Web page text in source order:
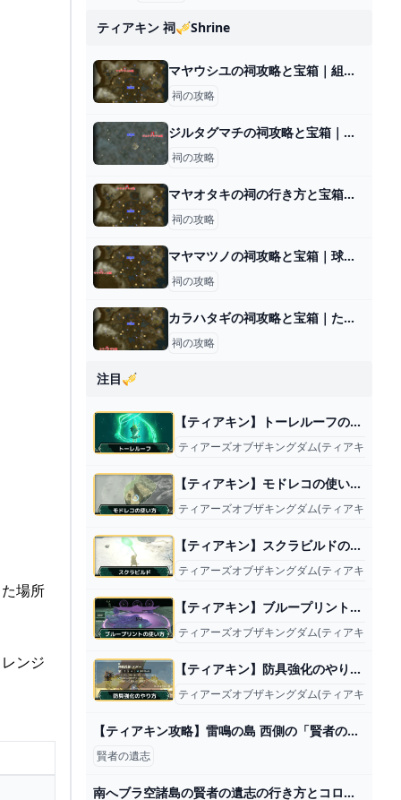
場所
ンジ
ティアキン 祠🎺shrine
マヤウシユの祠攻略と宝箱｜組み合わせ
祠の攻略
ジルタグマチの祠攻略と宝箱｜空を飛ぶもの
祠の攻略
マヤオタキの祠の行き方と宝箱｜ラウルの祝福
祠の攻略
マヤマツノの祠攻略と宝箱｜球の通り道
祠の攻略
カラハタギの祠攻略と宝箱｜ただよう炎
祠の攻略
注目🎺
【ティアキン】トーレルーフのやり方と出来ること【ゼルダの伝説ティアーズオブザキングダム】
ティアーズオブザキングダム(ティアキン)攻略
【ティアキン】モドレコの使い方と入手方法【ゼルダの伝説ティアーズオブザキングダム】
ティアーズオブザキングダム(ティアキン)攻略
【ティアキン】スクラビルドのやり方と素材の外し方【ゼルダの伝説ティアーズオブザキングダム】
ティアーズオブザキングダム(ティアキン)攻略
【ティアキン】ブループリントの入手方法と使い方｜5つ目の能力【ゼルダの伝説ティアーズオブザキングダム】
ティアーズオブザキングダム(ティアキン)攻略
【ティアキン】防具強化のやり方とおすすめ装備【ゼルダの伝説ティアーズオブザキングダム】
ティアーズオブザキングダム(ティアキン)攻略
【ティアキン攻略】雷鳴の島 西側の「賢者の遺志」。【ゼルダの伝説 ティアーズ オブ ザ キングダム】 - YouTube
賢者の遺志
南へブラ空諸島の賢者の遺志の行き方とコログ 【ティアキン攻略】 - سی وید